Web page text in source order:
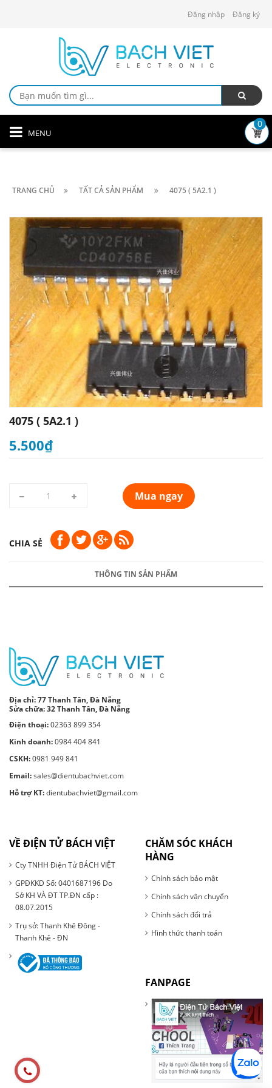
Đăng nhập Đăng ký
MENU
0
TRANG CHỦ TẤT CẢ SẢN PHẨM 4075 ( 5A2.1 )
4075 ( 5A2.1 )
5.500₫
Mua ngay
CHIA SẺ
THÔNG TIN SẢN PHẨM
Địa chỉ:77 Thanh Tân, Đà Nẵng
Sửa chữa: 32 Thanh Tân, Đà Nẵng
Điện thoại:02363 899 354
Kinh doanh:0984 404 841
CSKH:0981 949 841
Email:sales@dientubachviet.com
Hỗ trợ KT:dientubachviet@gmail.com
VỀ ĐIỆN TỬ BÁCH VIỆT
Cty TNHH Điện Tử BÁCH VIỆT
GPĐKKD Số: 0401687196 Do
Sở KH VÀ ĐT TP.ĐN cấp :
08.07.2015
Trụ sở: Thanh Khê Đông -
Thanh Khê - ĐN
CHĂM SÓC KHÁCH
HÀNG
Chính sách bảo mật
Chính sách vận chuyển
Chính sách đổi trả
Hình thức thanh toán
FANPAGE